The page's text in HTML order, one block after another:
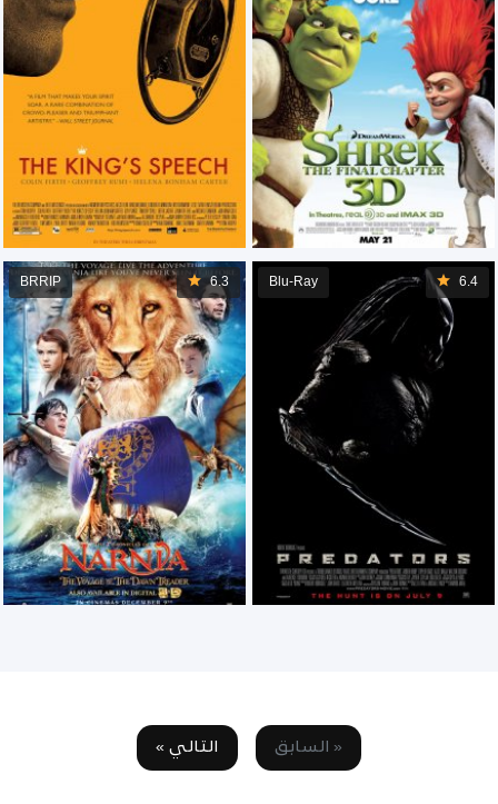
6.4
Blu-Ray
6.3
BRRIP
« السابق التالي »